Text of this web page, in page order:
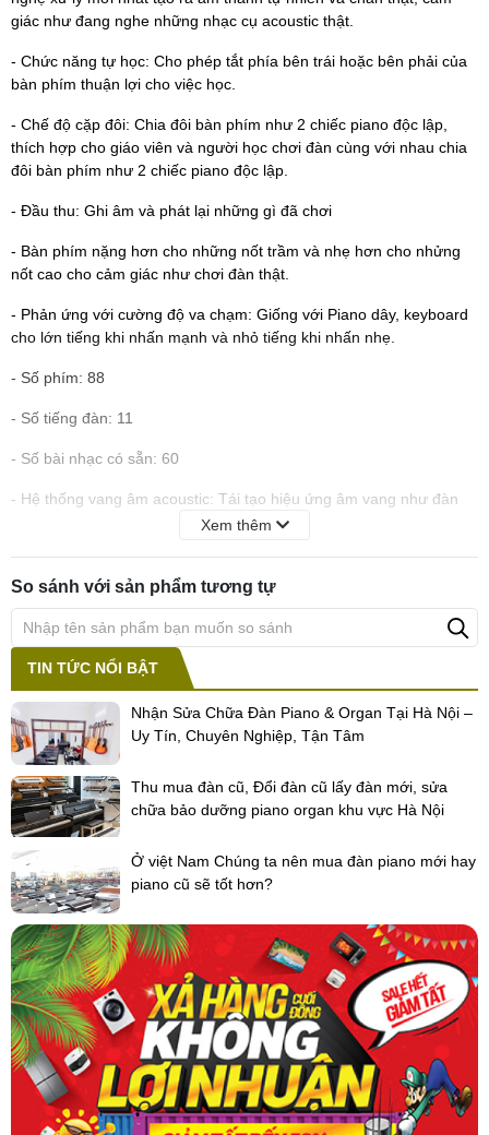
giác như đang nghe những nhạc cụ acoustic thật.
- Chức năng tự học: Cho phép tắt phía bên trái hoặc bên phải của
bàn phím thuận lợi cho việc học.
- Chế độ cặp đôi: Chia đôi bàn phím như 2 chiếc piano độc lập,
thích hợp cho giáo viên và người học chơi đàn cùng với nhau chia
đôi bàn phím như 2 chiếc piano độc lập.
- Đầu thu: Ghi âm và phát lại những gì đã chơi
- Bàn phím nặng hơn cho những nốt trầm và nhẹ hơn cho nhửng
nốt cao cho cảm giác như chơi đàn thật.
- Phản ứng với cường độ va chạm: Giống với Piano dây, keyboard
cho lớn tiếng khi nhấn mạnh và nhỏ tiếng khi nhấn nhẹ.
- Số phím: 88
- Số tiếng đàn: 11
- Số bài nhạc có sẵn: 60
- Hệ thống vang âm acoustic: Tái tạo hiệu ứng âm vang như đàn
- Có thể giao tiếp MIDI với những thiết bị không cùng hãng sản
xuất
- Ghi âm và phát lại những gì đã được chơi trên bàn phím.
- Chức năng tự khóa.
Xem thêm
So sánh với sản phẩm tương tự
TIN TỨC NỔI BẬT
Nhận Sửa Chữa Đàn Piano & Organ Tại Hà Nội –
Uy Tín, Chuyên Nghiệp, Tận Tâm
Thu mua đàn cũ, Đổi đàn cũ lấy đàn mới, sửa
chữa bảo dưỡng piano organ khu vực Hà Nội
Ở việt Nam Chúng ta nên mua đàn piano mới hay
piano cũ sẽ tốt hơn?